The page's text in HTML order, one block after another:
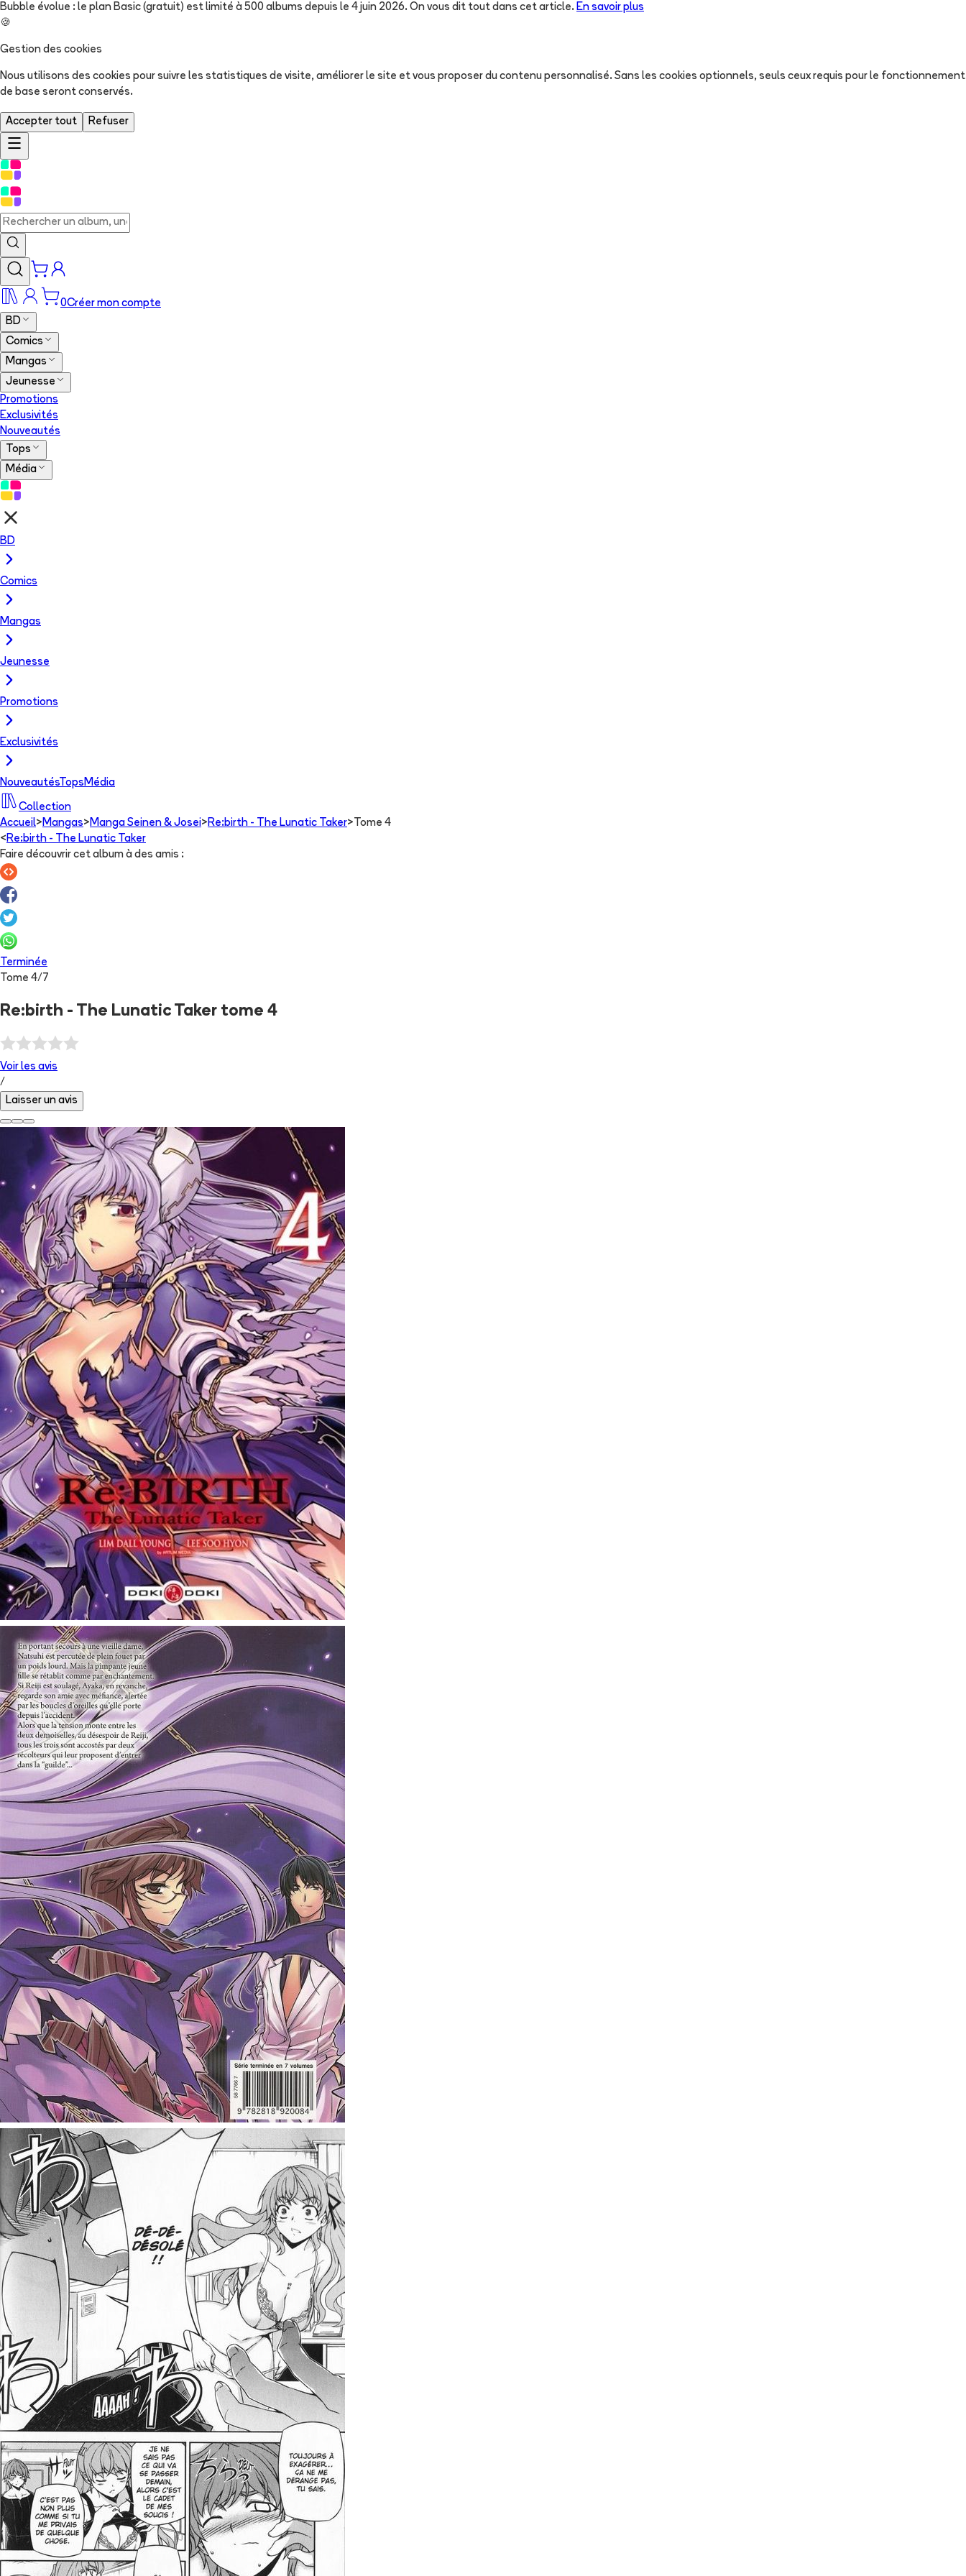
Bubble évolue : le plan Basic (gratuit) est limité à 500 albums depuis le 4 juin 2026. On vous dit tout dans cet article. En savoir plus
🍪
Gestion des cookies
Nous utilisons des cookies pour suivre les statistiques de visite, améliorer le site et vous proposer du contenu personnalisé. Sans les cookies optionnels, seuls ceux requis pour le fonctionnement
de base seront conservés.
Accepter tout Refuser
0Créer mon compte
BD
Comics
Mangas
Jeunesse
Promotions
Exclusivités
Nouveautés
Tops
Média
BD
Comics
Mangas
Jeunesse
Promotions
Exclusivités
NouveautésTops Média
Collection
Accueil> Mangas> Manga Seinen & Josei> Re:birth - The Lunatic Taker> Tome 4
< Re:birth - The Lunatic Taker
Faire découvrir cet album à des amis :
Terminée
Tome 4/ 7
Re:birth - The Lunatic Taker tome 4
Voir les avis
/
Laisser un avis